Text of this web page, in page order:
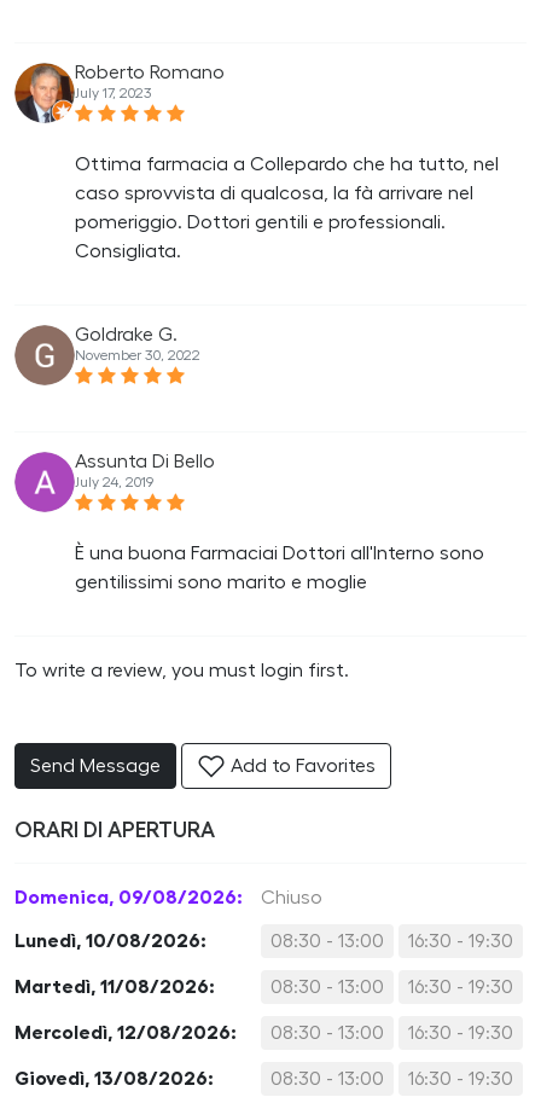
Roberto Romano
July 17, 2023
Ottima farmacia a Collepardo che ha tutto, nel
caso sprovvista di qualcosa, la fà arrivare nel
pomeriggio. Dottori gentili e professionali.
Consigliata.
Goldrake G.
November 30, 2022
Assunta Di Bello
July 24, 2019
È una buona Farmaciai Dottori all'Interno sono
gentilissimi sono marito e moglie
To write a review, you must login first.
Send Message Add to Favorites
ORARI DI APERTURA
Domenica, 09/08/2026: Chiuso
Lunedì, 10/08/2026: 08:30 - 13:00 16:30 - 19:30
Martedì, 11/08/2026: 08:30 - 13:00 16:30 - 19:30
Mercoledì, 12/08/2026: 08:30 - 13:00 16:30 - 19:30
Giovedì, 13/08/2026: 08:30 - 13:00 16:30 - 19:30